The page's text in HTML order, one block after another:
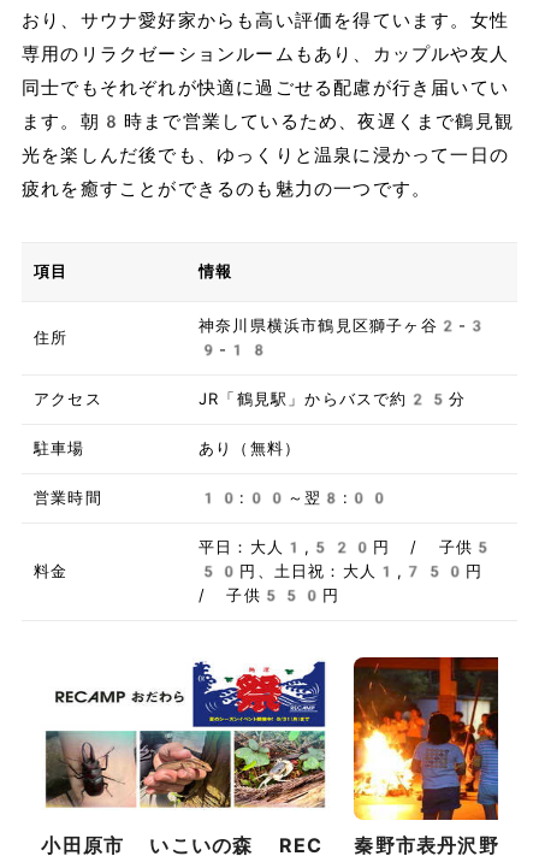
おり、サウナ愛好家からも高い評価を得ています。女性
専用のリラクゼーションルームもあり、カップルや友人
同士でもそれぞれが快適に過ごせる配慮が行き届いてい
ます。朝8時まで営業しているため、夜遅くまで鶴見観
光を楽しんだ後でも、ゆっくりと温泉に浸かって一日の
疲れを癒すことができるのも魅力の一つです。
項目 情報
住所
神奈川県横浜市鶴見区獅子ヶ谷2-3
9-18
アクセス JR「鶴見駅」からバスで約25分
駐車場 あり（無料）
営業時間 10:00～翌8:00
料金
平日：大人1,520円 / 子供5
50円、土日祝：大人1,750円
/ 子供550円
小田原市 いこいの森 REC 秦野市表丹沢野外